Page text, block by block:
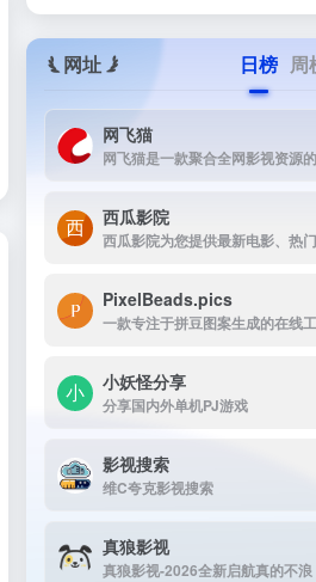
网址 日榜 周
网飞猫
西瓜影院
PixelBeads.pics
小妖怪分享
分享国内外单机PJ游戏
影视搜索
维C夸克影视搜索
真狼影视
真狼影视-2026全新启航真的不浪